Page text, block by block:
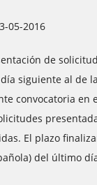
05-2016
de
siguiente al de
convocatoria en
El plazo
del último